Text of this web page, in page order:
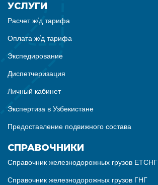
УСЛУГИ
Расчет ж/д тарифа
Оплата ж/д тарифа
Экспедирование
Диспетчеризация
Личный кабинет
Экспертиза в Узбекистане
Предоставление подвижного состава
СПРАВОЧНИКИ
Справочник железнодорожных грузов ЕТСНГ
Справочник железнодорожных грузов ГНГ